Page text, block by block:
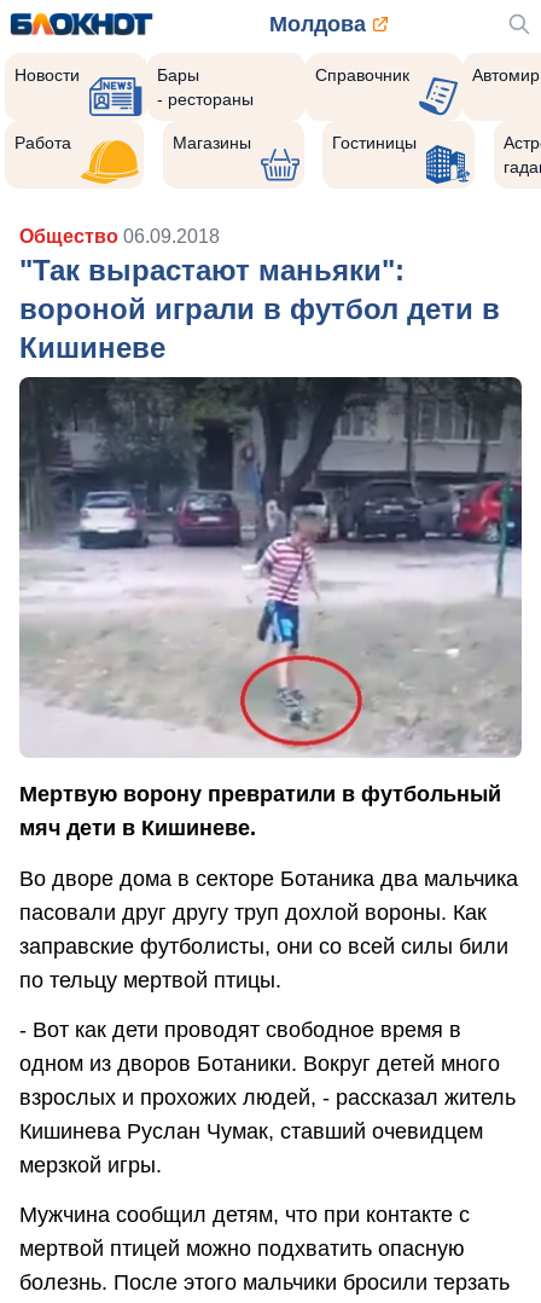
Молдова
Новости
Бары
- рестораны
Справочник Автомир
Работа Магазины Гостиницы
Общество 06.09.2018
"Так вырастают маньяки":
вороной играли в футбол дети в
Кишиневе
Мертвую ворону превратили в футбольный
мяч дети в Кишиневе.
Во дворе дома в секторе Ботаника два мальчика
пасовали друг другу труп дохлой вороны. Как
заправские футболисты, они со всей силы били
по тельцу мертвой птицы.
- Вот как дети проводят свободное время в
одном из дворов Ботаники. Вокруг детей много
взрослых и прохожих людей, - рассказал житель
Кишинева Руслан Чумак, ставший очевидцем
мерзкой игры.
Мужчина сообщил детям, что при контакте с
мертвой птицей можно подхватить опасную
болезнь. После этого мальчики бросили терзать